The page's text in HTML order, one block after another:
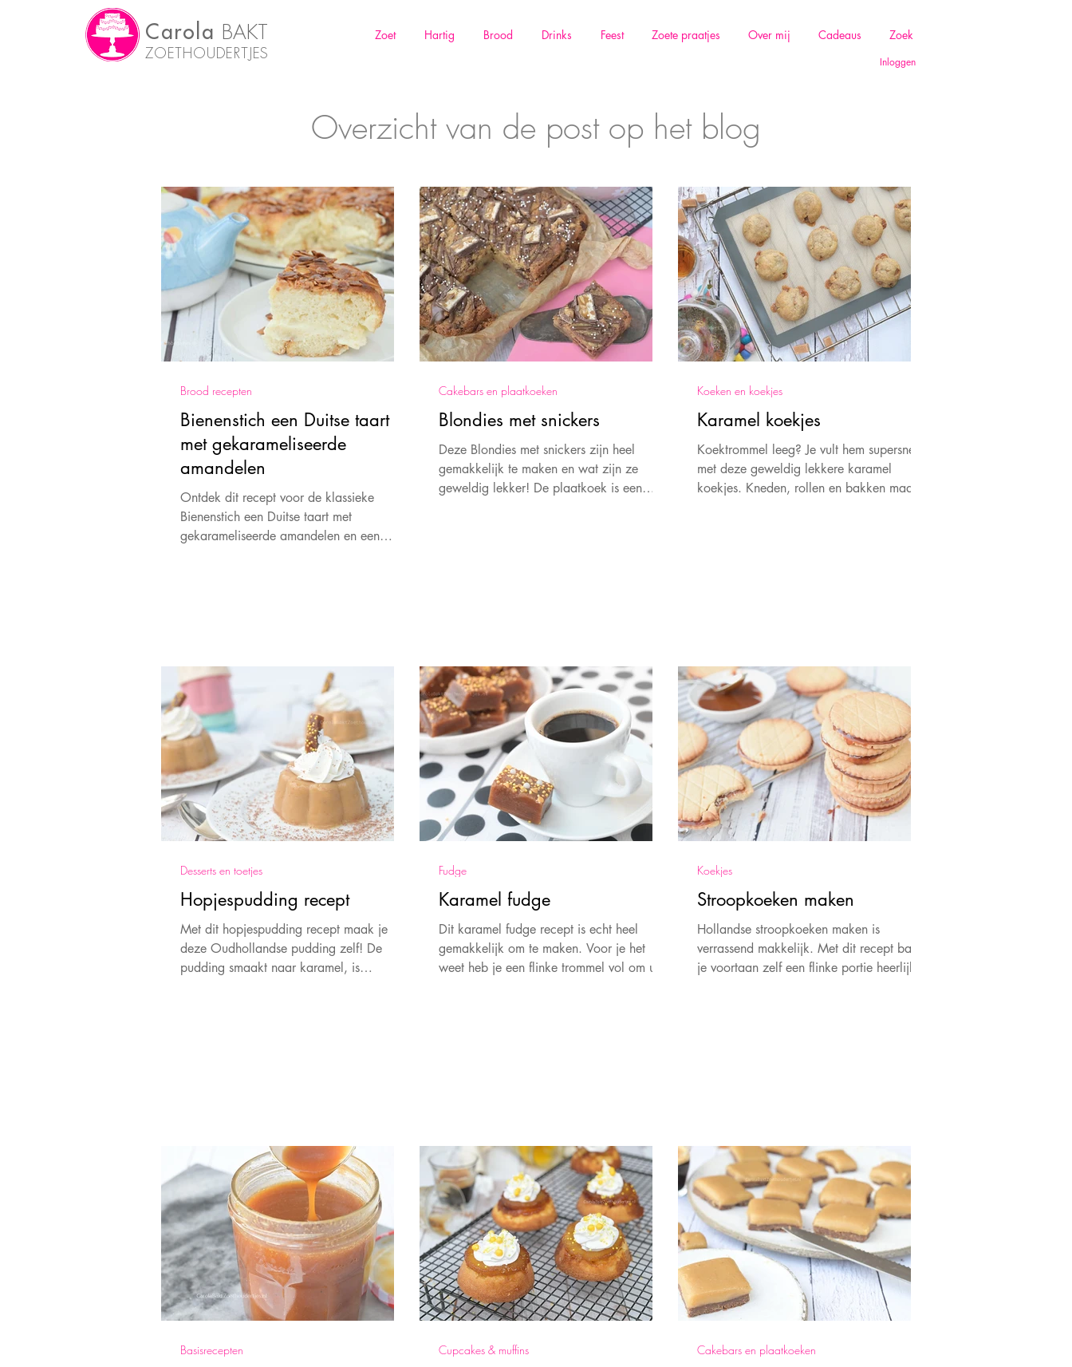
Carola BAKT
ZOETHOUDERTJES
Zoet Hartig Brood Drinks Feest Zoete praatjes Over mij Cadeaus Zoek
Inloggen
Overzicht van de post op het blog
Bienenstich een Duitse taart
met gekarameliseerde
amandelen
Ontdek dit recept voor de klassieke
Bienenstich een Duitse taart met
gekarameliseerde amandelen en een
Brood recepten
Blondies met snickers
Deze Blondies met snickers zijn heel
gemakkelijk te maken en wat zijn ze
geweldig lekker! De plaatkoek is een
Cakebars en plaatkoeken
Karamel koekjes
Koektrommel leeg? Je vult hem supersnel,
met deze geweldig lekkere karamel
koekjes. Kneden, rollen en bakken maar.
Koeken en koekjes
Hopjespudding recept
Met dit hopjespudding recept maak je
deze Oudhollandse pudding zelf! De
pudding smaakt naar karamel, is
Desserts en toetjes
Karamel fudge
Dit karamel fudge recept is echt heel
gemakkelijk om te maken. Voor je het
weet heb je een flinke trommel vol om uit
Fudge
Stroopkoeken maken
Hollandse stroopkoeken maken is
verrassend makkelijk. Met dit recept bak
je voortaan zelf een flinke portie heerlijke
Koekjes
Basisrecepten Cupcakes & muffins Cakebars en plaatkoeken